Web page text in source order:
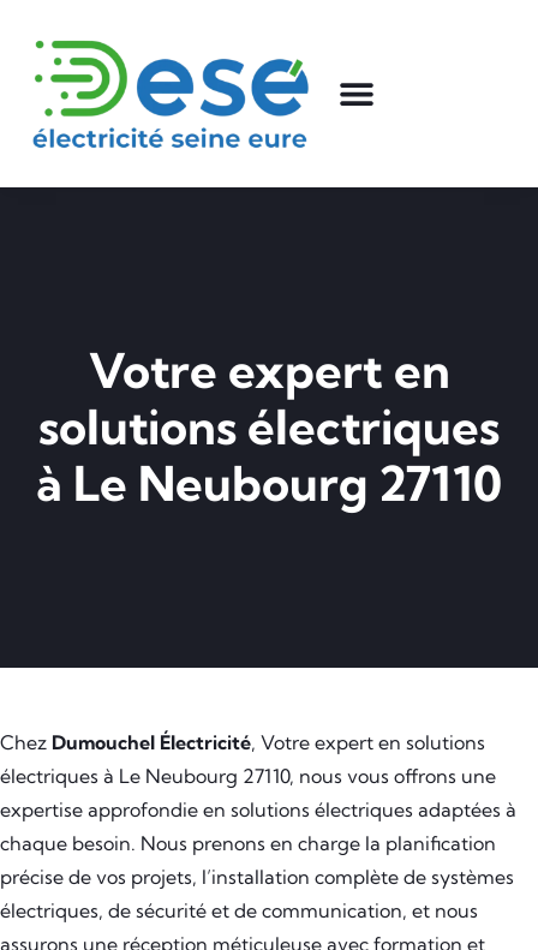
Votre expert en
solutions électriques
à Le Neubourg 27110
Chez Dumouchel Électricité, Votre expert en solutions
électriques à Le Neubourg 27110, nous vous offrons une
expertise approfondie en solutions électriques adaptées à
chaque besoin. Nous prenons en charge la planification
précise de vos projets, l’installation complète de systèmes
électriques, de sécurité et de communication, et nous
assurons une réception méticuleuse avec formation et